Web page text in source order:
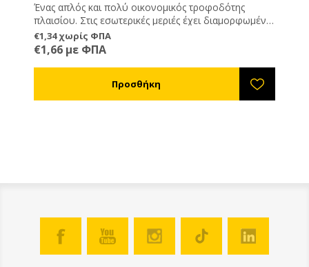
Ένας απλός και πολύ οικονομικός τροφοδότης
πλαισίου. Στις εσωτερικές μεριές έχει διαμορφωμένα
σκαλοπάτια, αλλά συνίσταται να χρησιμοποιείτε
κομμάτια ξύλου ως πλωτήρες ή ένα πλέγμα ώστε να
αποφύγετε τελείως τον πνιγμό των μελισσών . Για
μέλισσες που βρίσκονται μέσα. Με εσωτερικά νεύρα
ώστε να μην παραμορφώνεται κατά το γέμισμα.
€1,34 χωρίς ΦΠΑ
€1,66 με ΦΠΑ